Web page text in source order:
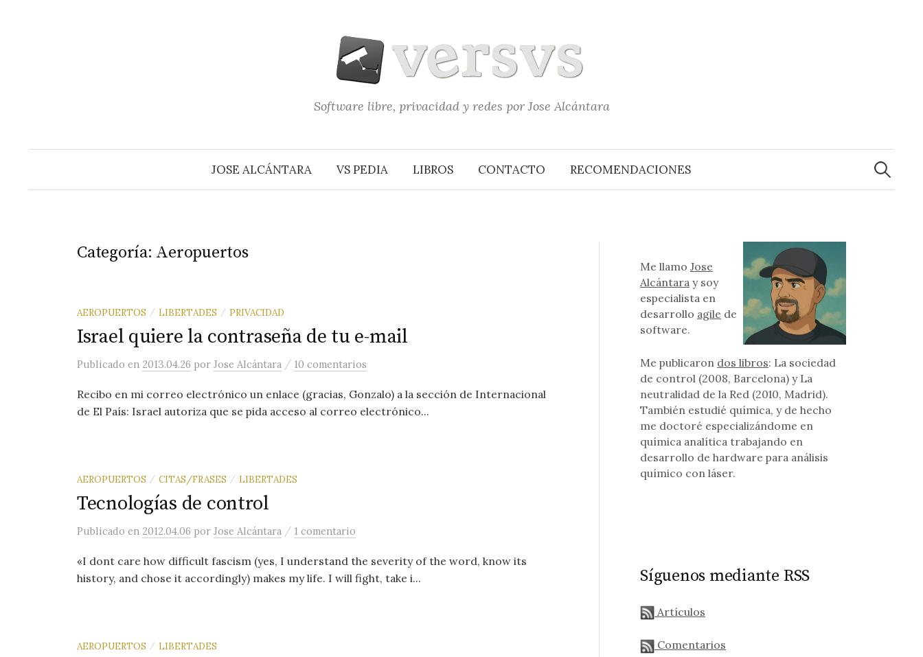
Software libre, privacidad y redes por Jose Alcántara
JOSE ALCÁNTARA VS PEDIA LIBROS CONTACTO RECOMENDACIONES
Buscar:
Categoría: Aeropuertos
AEROPUERTOS / LIBERTADES / PRIVACIDAD
Israel quiere la contraseña de tu e-mail
Publicado en 2013.04.26 por Jose Alcántara / 10 comentarios
Recibo en mi correo electrónico un enlace (gracias, Gonzalo) a la sección de Internacional
de El País: Israel autoriza que se pida acceso al correo electrónico...
AEROPUERTOS / CITAS/FRASES / LIBERTADES
Tecnologías de control
Publicado en 2012.04.06 por Jose Alcántara / 1 comentario
«I dont care how difficult fascism (yes, I understand the severity of the word, know its
history, and chose it accordingly) makes my life. I will fight, take i...
AEROPUERTOS / LIBERTADES
Me llamoJose
Alcántara y soy
especialista en
desarrollo agile de
software.
Me publicaron dos libros: La sociedad
de control (2008, Barcelona) y La
neutralidad de la Red (2010, Madrid).
También estudié química, y de hecho
me doctoré especializándome en
química analítica trabajando en
desarrollo de hardware para análisis
químico con láser.
Síguenos mediante RSS
Artículos
Comentarios